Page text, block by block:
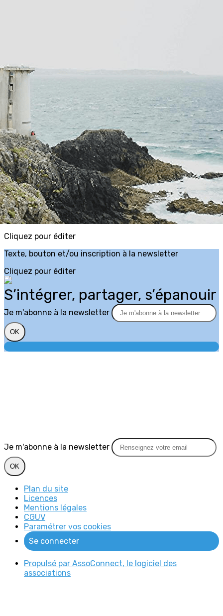
Ajoutez un logo, un bouton, des réseaux sociaux
Cliquez pour éditer
Accueil
Activités
▾
Nous trouver▴▾
Nous contacter▴▾
Se connecter
?>
Images de la page d'accueil
Cliquez pour éditer
Texte, bouton et/ou inscription à la newsletter
Cliquez pour éditer
S’intégrer, partager, s’épanouir
Je m'abonne à la newsletter
OK
Je m'abonne à la newsletter
OK
Plan du site
Licences
Mentions légales
CGUV
Paramétrer vos cookies
Se connecter
Propulsé par AssoConnect, le logiciel des
associations